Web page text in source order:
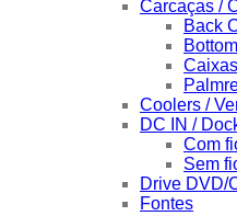
Carcaças /
Back
Coolers /
DC IN /
Com
Sem
Drive DVD/
Fontes